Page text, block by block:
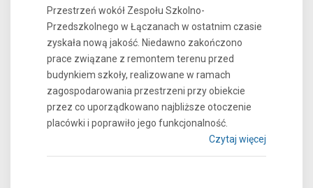
Przestrzeń wokół Zespołu Szkolno-
Przedszkolnego w Łączanach w ostatnim czasie
zyskała nową jakość. Niedawno zakończono
prace związane z remontem terenu przed
budynkiem szkoły, realizowane w ramach
zagospodarowania przestrzeni przy obiekcie
przez co uporządkowano najbliższe otoczenie
placówki i poprawiło jego funkcjonalność.
Czytaj więcej